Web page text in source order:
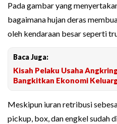
Pada gambar yang
bagaimana hujan deras
oleh kendaraan besar seperti
Baca Juga:
Kisah Pelaku Usaha
Bangkitkan Ekonomi
Meskipun iuran retribusi
pickup, box, dan engkel sudah